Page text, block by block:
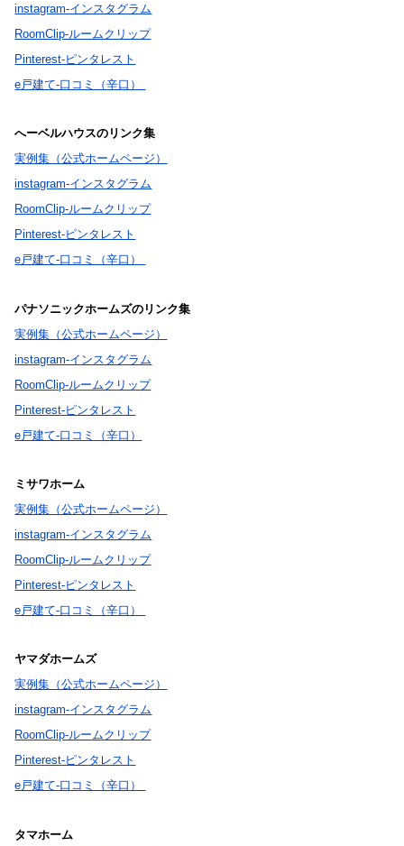
instagram-インスタグラム
RoomClip-ルームクリップ
Pinterest-ピンタレスト
e戸建て-口コミ（辛口）
へーベルハウスのリンク集
実例集（公式ホームページ）
instagram-インスタグラム
RoomClip-ルームクリップ
Pinterest-ピンタレスト
e戸建て-口コミ（辛口）
パナソニックホームズのリンク集
実例集（公式ホームページ）
instagram-インスタグラム
RoomClip-ルームクリップ
Pinterest-ピンタレスト
e戸建て-口コミ（辛口）
ミサワホーム
実例集（公式ホームページ）
instagram-インスタグラム
RoomClip-ルームクリップ
Pinterest-ピンタレスト
e戸建て-口コミ（辛口）
ヤマダホームズ
実例集（公式ホームページ）
instagram-インスタグラム
RoomClip-ルームクリップ
Pinterest-ピンタレスト
e戸建て-口コミ（辛口）
タマホーム